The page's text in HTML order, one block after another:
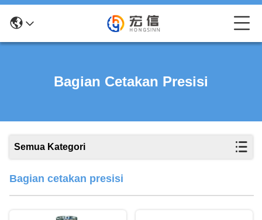
Bagian Cetakan Presisi
Semua Kategori
Bagian cetakan presisi